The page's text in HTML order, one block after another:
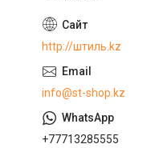
http://штиль.kz
info@st-shop.kz
+77713285555